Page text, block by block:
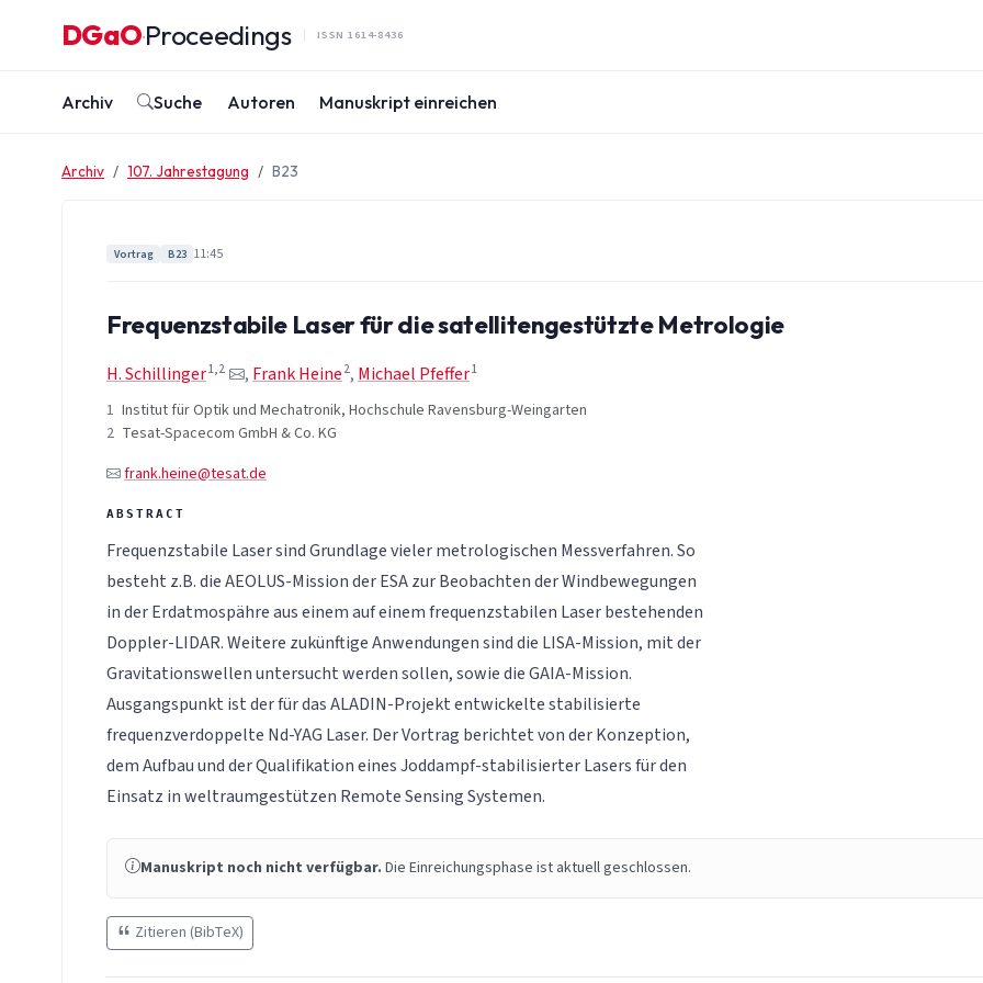
DGaO·Proceedings ISSN 1614-8436
Archiv Suche Autoren Manuskript einreichen
Archiv 107. Jahrestagung B23
Vortrag B23 11:45
Frequenzstabile Laser für die satellitengestützte Metrologie
H. Schillinger1,2 , Frank Heine 2, Michael Pfeffer1
1 Institut für Optik und Mechatronik, Hochschule Ravensburg-Weingarten
2 Tesat-Spacecom GmbH & Co. KG
frank.heine@tesat.de
Frequenzstabile Laser sind Grundlage vieler metrologischen Messverfahren. So
besteht z.B. die AEOLUS-Mission der ESA zur Beobachten der Windbewegungen
in der Erdatmospähre aus einem auf einem frequenzstabilen Laser bestehenden
Doppler-LIDAR. Weitere zukünftige Anwendungen sind die LISA-Mission, mit der
Gravitationswellen untersucht werden sollen, sowie die GAIA-Mission.
Ausgangspunkt ist der für das ALADIN-Projekt entwickelte stabilisierte
frequenzverdoppelte Nd-YAG Laser. Der Vortrag berichtet von der Konzeption,
dem Aufbau und der Qualifikation eines Joddampf-stabilisierter Lasers für den
Einsatz in weltraumgestützen Remote Sensing Systemen.
Manuskript noch nicht verfügbar. Die Einreichungsphase ist aktuell geschlossen.
Zitieren (BibTeX)